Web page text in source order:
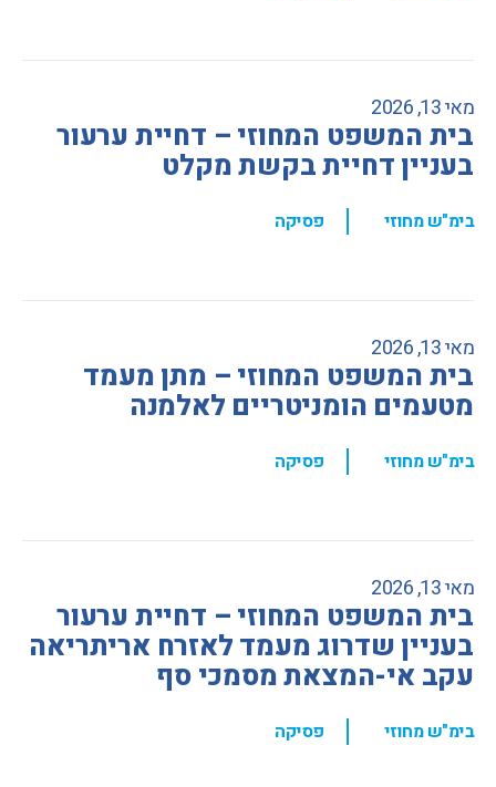
מאי 13, 2026
בית המשפט המחוזי – דחיית ערעור
בעניין דחיית בקשת מקלט
בימ"ש מחוזי , פסיקה
מאי 13, 2026
בית המשפט המחוזי – מתן מעמד
מטעמים הומניטריים לאלמנה
בימ"ש מחוזי , פסיקה
מאי 13, 2026
בית המשפט המחוזי – דחיית ערעור
בעניין שדרוג מעמד לאזרח אריתריאה
עקב אי-המצאת מסמכי סף
בימ"ש מחוזי , פסיקה